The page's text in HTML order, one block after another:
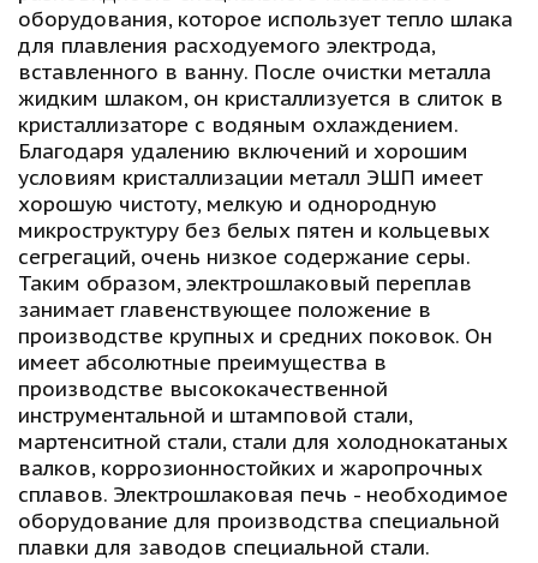
оборудования, которое использует тепло шлака
для плавления расходуемого электрода,
вставленного в ванну. После очистки металла
жидким шлаком, он кристаллизуется в слиток в
кристаллизаторе с водяным охлаждением.
Благодаря удалению включений и хорошим
условиям кристаллизации металл ЭШП имеет
хорошую чистоту, мелкую и однородную
микроструктуру без белых пятен и кольцевых
сегрегаций, очень низкое содержание серы.
Таким образом, электрошлаковый переплав
занимает главенствующее положение в
производстве крупных и средних поковок. Он
имеет абсолютные преимущества в
производстве высококачественной
инструментальной и штамповой стали,
мартенситной стали, стали для холоднокатаных
валков, коррозионностойких и жаропрочных
сплавов. Электрошлаковая печь - необходимое
оборудование для производства специальной
плавки для заводов специальной стали.